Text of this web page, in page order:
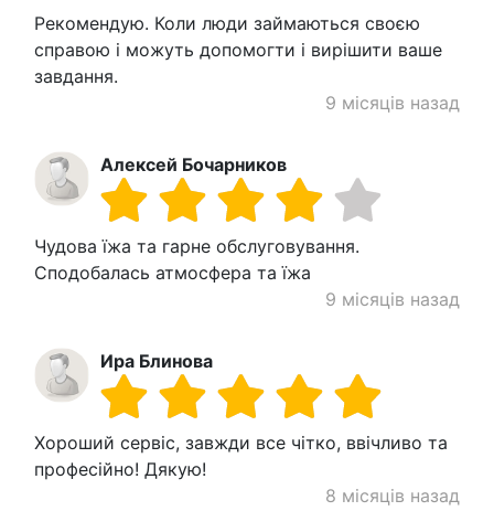
Рекомендую. Коли люди займаються своєю
справою і можуть допомогти і вирішити ваше
завдання.
9 місяців назад
Алексей Бочарников
Чудова їжа та гарне обслуговування.
Сподобалась атмосфера та їжа
9 місяців назад
Ира Блинова
Хороший сервіс, завжди все чітко, ввічливо та
професійно! Дякую!
8 місяців назад